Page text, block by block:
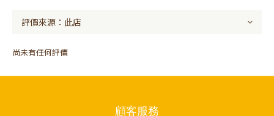
尚未有任何評價
顧客服務